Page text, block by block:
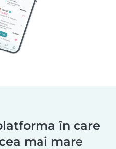
în care
mai mare